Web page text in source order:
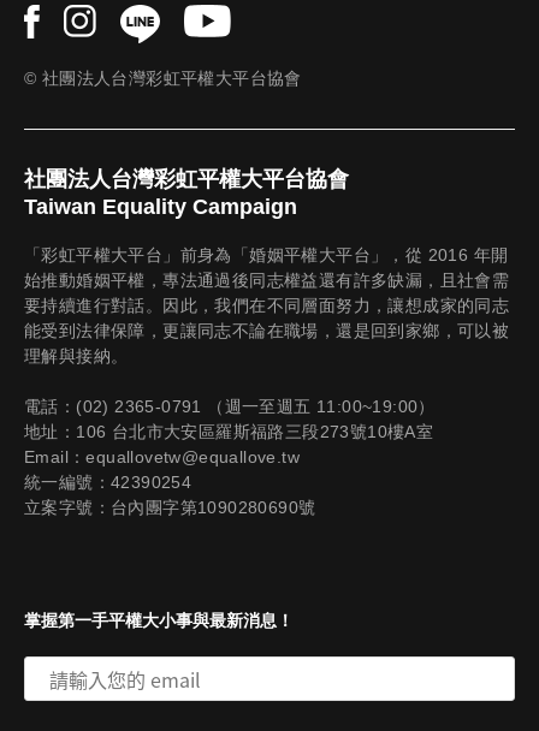
© 社團法人台灣彩虹平權大平台協會
社團法人台灣彩虹平權大平台協會
Taiwan Equality Campaign
「彩虹平權大平台」前身為「婚姻平權大平台」，從 2016 年開
始推動婚姻平權，專法通過後同志權益還有許多缺漏，且社會需
要持續進行對話。因此，我們在不同層面努力，讓想成家的同志
能受到法律保障，更讓同志不論在職場，還是回到家鄉，可以被
理解與接納。
電話：(02) 2365-0791 （週一至週五 11:00~19:00）
地址：106 台北市大安區羅斯福路三段273號10樓A室
Email：equallovetw@equallove.tw
統一編號：42390254
立案字號：台內團字第1090280690號
掌握第一手平權大小事與最新消息！